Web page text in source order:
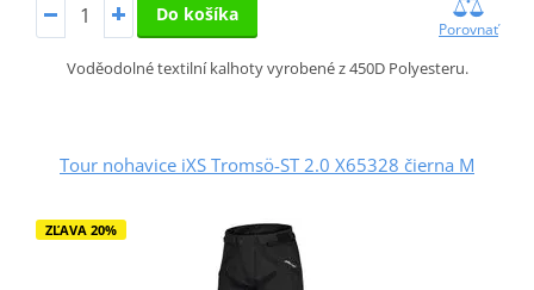
Do košíka
Porovnať
Voděodolné textilní kalhoty vyrobené z 450D Polyesteru.
Tour nohavice iXS Tromsö-ST 2.0 X65328 čierna M
ZĽAVA 20%